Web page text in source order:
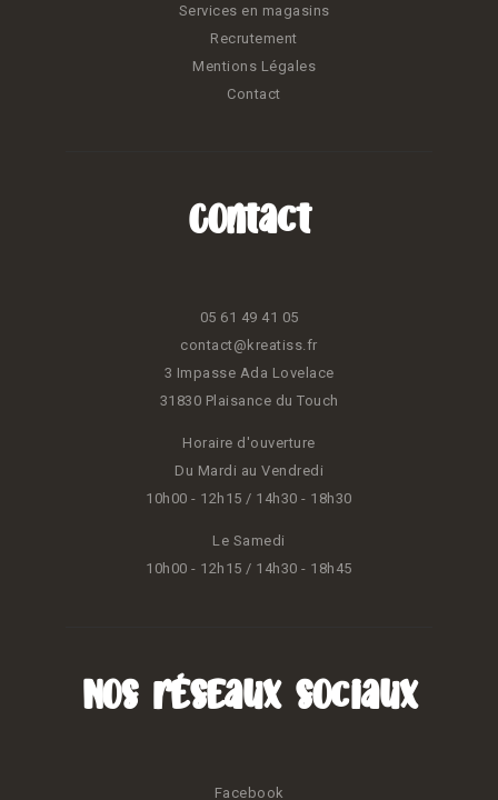
Services en magasins
Recrutement
Mentions Légales
Contact
Contact
05 61 49 41 05
contact@kreatiss.fr
3 Impasse Ada Lovelace
31830 Plaisance du Touch
Horaire d'ouverture
Du Mardi au Vendredi
10h00 - 12h15 / 14h30 - 18h30
Le Samedi
10h00 - 12h15 / 14h30 - 18h45
Nos réseaux sociaux
Facebook